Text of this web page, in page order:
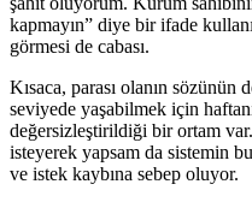
kapmayın” diye bir ifade
görmesi de cabası.
Kısaca, parası olanın sözünün
seviyede yaşabilmek için
değersizleştirildiği bir ortam
isteyerek yapsam da sistemin
ve istek kaybına sebep oluyor.